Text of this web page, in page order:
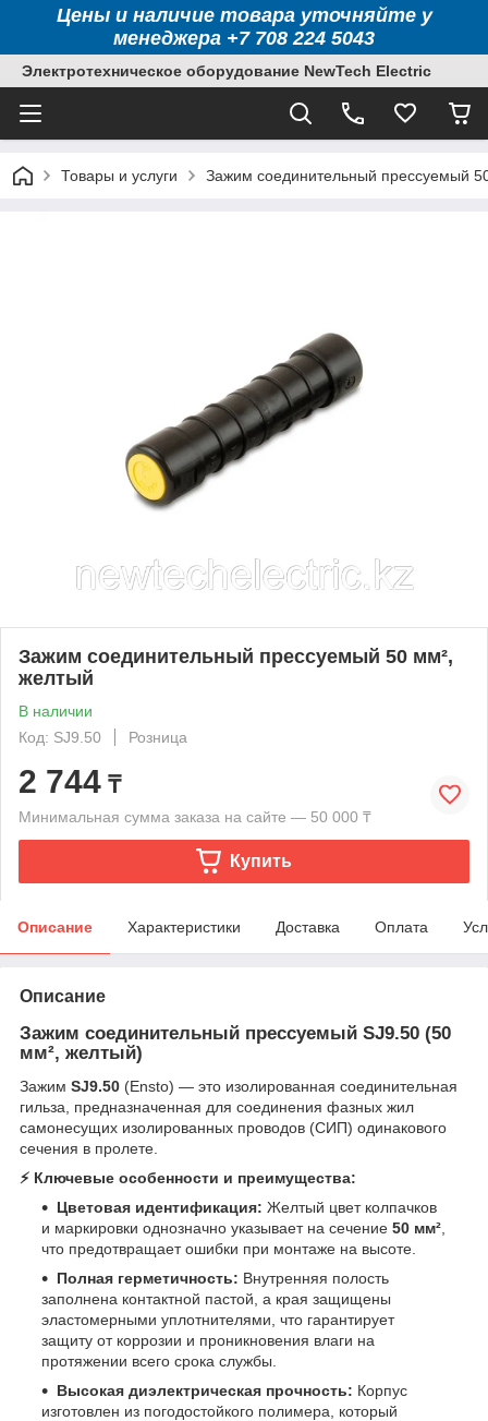
Цены и наличие товара уточняйте у
менеджера +7 708 224 5043
Электротехническое оборудование NewTech Electric
Товары и услуги Зажим соединительный прессуемый
Зажим соединительный прессуемый 50 мм²,
желтый
В наличии
Код: SJ9.50
Розница
2 744 ₸
Минимальная сумма заказа на сайте — 50 000 ₸
Купить
Описание Характеристики Доставка Оплата
Описание
Зажим соединительный прессуемый SJ9.50 (50
мм², желтый)
Зажим SJ9.50 (Ensto) — это изолированная соединительная
гильза, предназначенная для соединения фазных жил
самонесущих изолированных проводов (СИП) одинакового
сечения в пролете.
⚡️ Ключевые особенности и преимущества:
Цветовая идентификация: Желтый цвет колпачков
и маркировки однозначно указывает на сечение 50 мм²
что предотвращает ошибки при монтаже на высоте.
Полная герметичность: Внутренняя полость
заполнена контактной пастой, а края защищены
эластомерными уплотнителями, что гарантирует
защиту от коррозии и проникновения влаги на
протяжении всего срока службы.
Высокая диэлектрическая прочность: Корпус
изготовлен из погодостойкого полимера, который